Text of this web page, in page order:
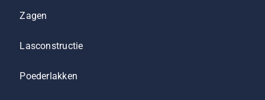
Zagen
Lasconstructie
Poederlakken